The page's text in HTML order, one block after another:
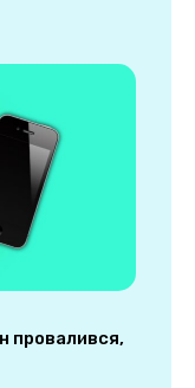
провалився,